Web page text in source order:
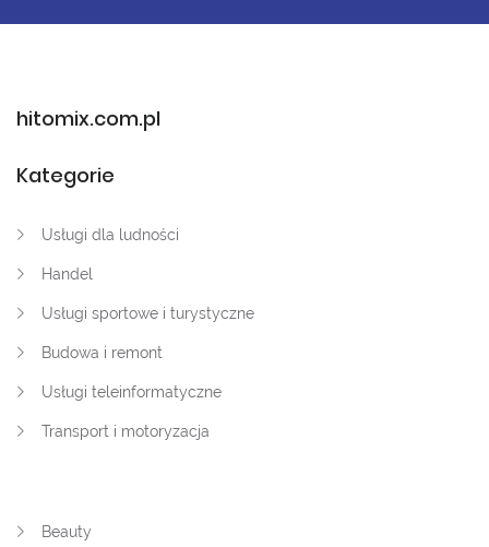
hitomix.com.pl
Kategorie
Usługi dla ludności
Handel
Usługi sportowe i turystyczne
Budowa i remont
Usługi teleinformatyczne
Transport i motoryzacja
Beauty